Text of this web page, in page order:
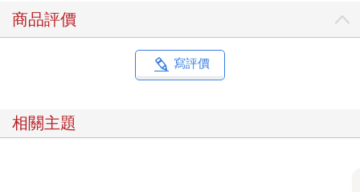
民現象時發揮作用。
我首次留意到在日中國人社群，是在二○一八年。定居東京後，我
逐漸將目光投向坐落在埼玉縣南部的「新西川口唐人街」，並頻
場和池袋遷來，也有如科技業工程師等新一代中國移民直接流
商品評價
寫評價
相關主題